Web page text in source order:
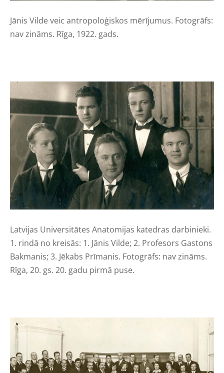
Jānis Vilde veic antropoloģiskos mērījumus. Fotogrāfs:
nav zināms. Rīga, 1922. gads.
Latvijas Universitātes Anatomijas katedras darbinieki.
1. rindā no kreisās: 1. Jānis Vilde; 2. Profesors Gastons
Bakmanis; 3. Jēkabs Prīmanis. Fotogrāfs: nav zināms.
Rīga, 20. gs. 20. gadu pirmā puse.